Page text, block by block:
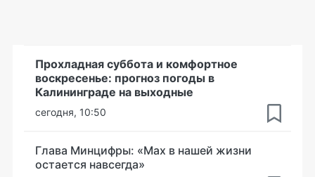
Прохладная суббота и комфортное
воскресенье: прогноз погоды в
Калининграде на выходные
сегодня, 10:50
Глава Минцифры: «Мах в нашей жизни
остается навсегда»